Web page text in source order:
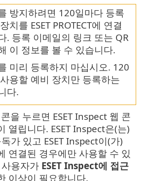
방지하려면 120일마다 등록
치를 ESET PROTECT에 연결
. 등록 이메일의 링크 또는 QR
이 정보를 볼 수 있습니다.
미리 등록하지 마십시오. 120
용할 예비 장치만 등록하는
다.
을 누르면 ESET Inspect 웹 콘
열립니다. ESET Inspect은(는)
가 있고 ESET Inspect이(가)
연결된 경우에만 사용할 수 있
용자가 ESET Inspect에 접근
이상이 필요합니다.